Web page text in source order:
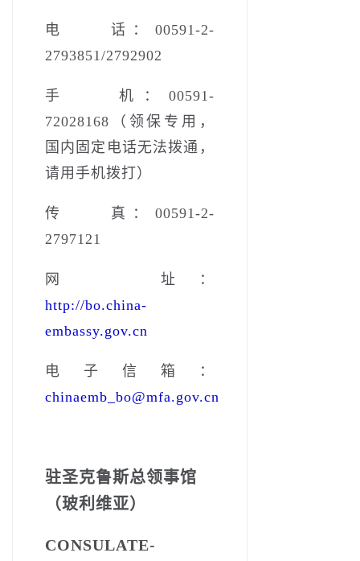
电 话：00591-2-
2793851/2792902
手 机：00591-
72028168（领保专用，
国内固定电话无法拨通，
请用手机拨打）
传 真：00591-2-
2797121
网 址：
http://bo.china-
embassy.gov.cn
电子信箱：
chinaemb_bo@mfa.gov.cn
驻圣克鲁斯总领事馆
（玻利维亚）
CONSULATE-